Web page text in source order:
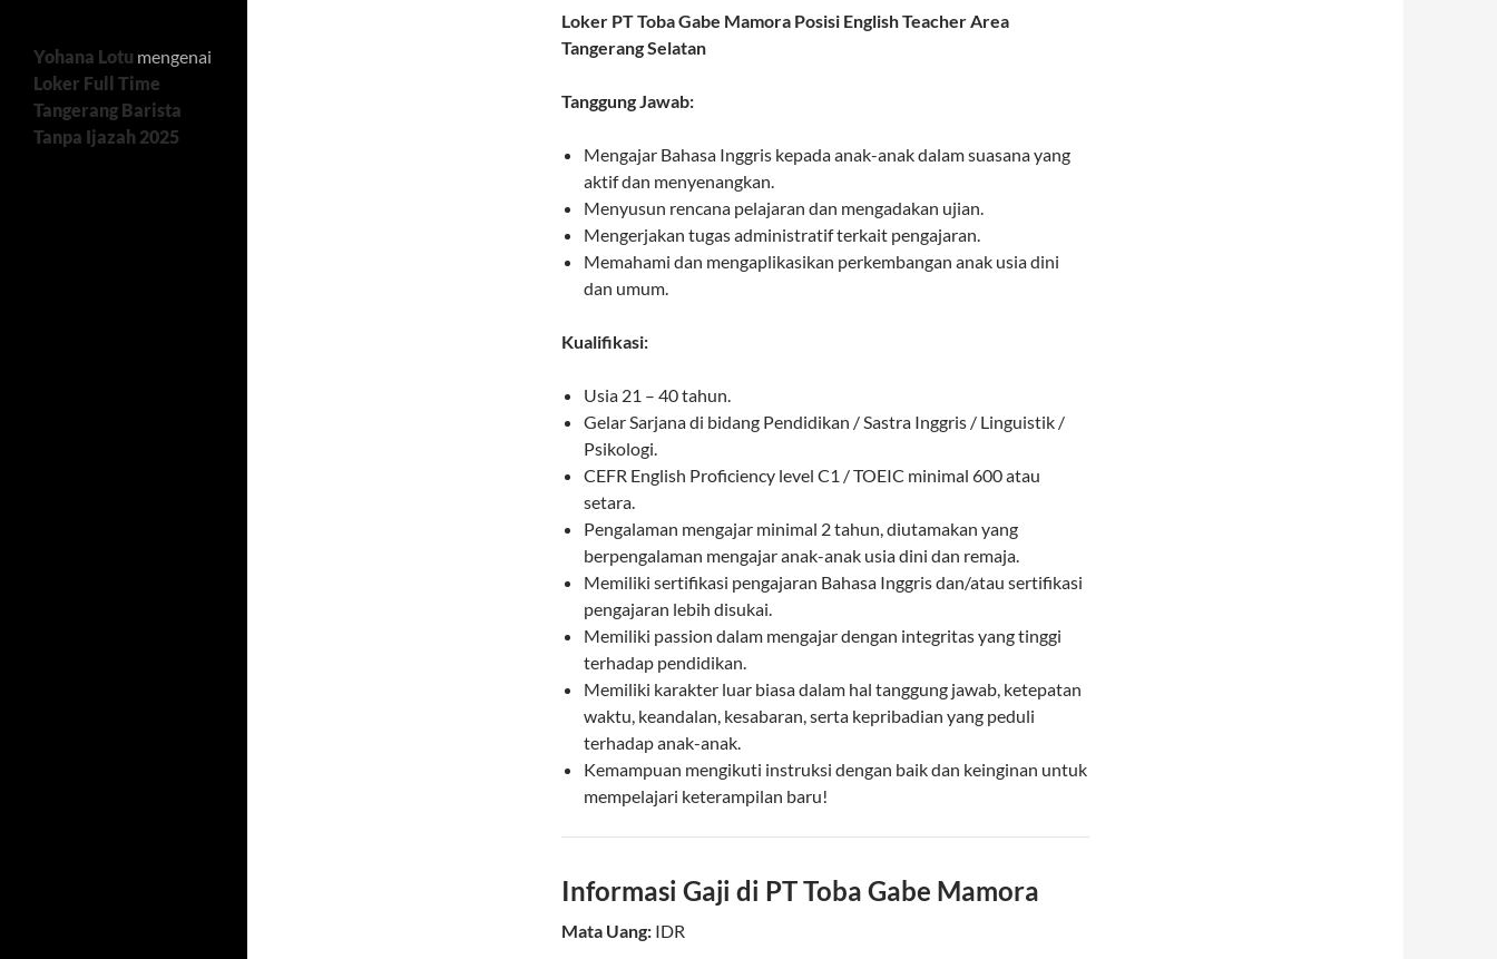
Loker PT Toba Gabe Mamora Posisi English Teacher Area
Tangerang Selatan
Tanggung Jawab:
Mengajar Bahasa Inggris kepada anak-anak dalam suasana yang
aktif dan menyenangkan.
Menyusun rencana pelajaran dan mengadakan ujian.
Mengerjakan tugas administratif terkait pengajaran.
Memahami dan mengaplikasikan perkembangan anak usia dini
dan umum.
Kualifikasi:
Usia 21 – 40 tahun.
Gelar Sarjana di bidang Pendidikan / Sastra Inggris / Linguistik /
Psikologi.
CEFR English Proficiency level C1 / TOEIC minimal 600 atau
setara.
Pengalaman mengajar minimal 2 tahun, diutamakan yang
berpengalaman mengajar anak-anak usia dini dan remaja.
Memiliki sertifikasi pengajaran Bahasa Inggris dan/atau sertifikasi
pengajaran lebih disukai.
Memiliki passion dalam mengajar dengan integritas yang tinggi
terhadap pendidikan.
Memiliki karakter luar biasa dalam hal tanggung jawab, ketepatan
waktu, keandalan, kesabaran, serta kepribadian yang peduli
terhadap anak-anak.
Kemampuan mengikuti instruksi dengan baik dan keinginan untuk
mempelajari keterampilan baru!
Informasi Gaji di PT Toba Gabe Mamora
Mata Uang: IDR
Yohana Lotu mengenai
Loker Full Time
Tangerang Barista
Tanpa Ijazah 2025